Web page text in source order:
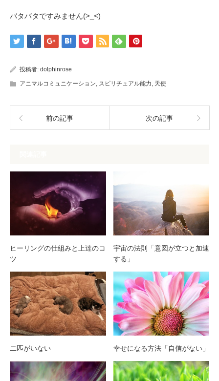
バタバタですみません(>_<)
投稿者: dolphinrose
アニマルコミュニケーション, スピリチュアル能力, 天使
前の記事 次の記事
ヒーリングの仕組みと上達のコ
ツ
宇宙の法則「意図が立つと加速
する」
二匹がいない 幸せになる方法「自信がない」